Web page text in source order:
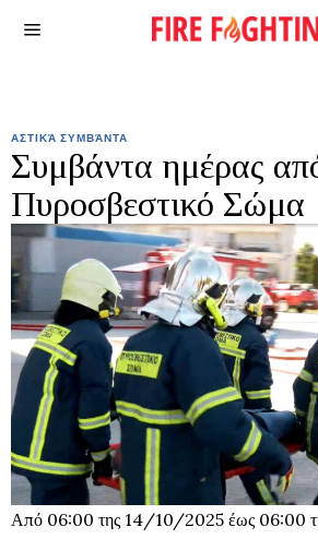
ΑΣΤΙΚΆ ΣΥΜΒΆΝΤΑ
Συμβάντα ημέρας
Πυροσβεστικό Σώμα
Από 06:00 της 14/10/2025 έως 06:00